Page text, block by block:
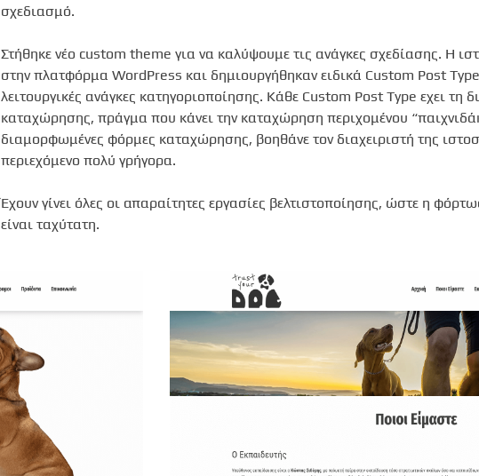
σχεδιασμό.
Στήθηκε νέο custom theme για να καλύψουμε τις ανάγκες σχεδίασης. Η
στην πλατφόρμα WordPress και δημιουργήθηκαν ειδικά Custom Post
λειτουργικές ανάγκες κατηγοριοποίησης. Κάθε Custom Post Type εχει τη
καταχώρησης, πράγμα που κάνει την καταχώρηση περιχομένου
διαμορφωμένες φόρμες καταχώρησης, βοηθάνε τον διαχειριστή της
περιεχόμενο πολύ γρήγορα.
Έχουν γίνει όλες οι απαραίτητες εργασίες βελτιστοποίησης, ώστε η
είναι ταχύτατη.